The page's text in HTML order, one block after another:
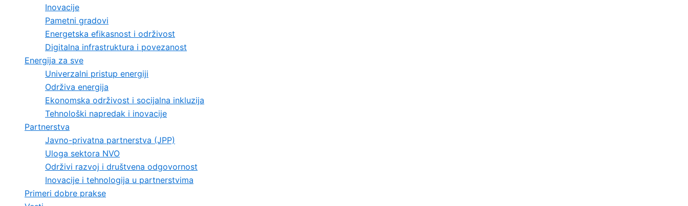
Inovacije
Pametni gradovi
Energetska efikasnost i održivost
Digitalna infrastruktura i povezanost
Energija za sve
Univerzalni pristup energiji
Održiva energija
Ekonomska održivost i socijalna inkluzija
Tehnološki napredak i inovacije
Partnerstva
Javno-privatna partnerstva (JPP)
Uloga sektora NVO
Održivi razvoj i društvena odgovornost
Inovacije i tehnologija u partnerstvima
Primeri dobre prakse